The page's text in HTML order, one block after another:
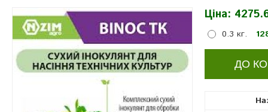
інокулянти
Ціна:
0.3 кг.